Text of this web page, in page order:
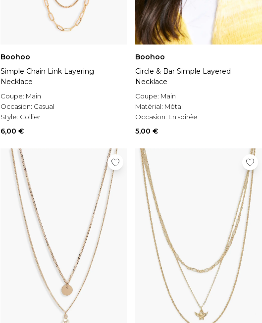
Boohoo
Simple Chain Link Layering
Necklace
Coupe: Main
Occasion: Casual
Style: Collier
6,00 €
Boohoo
Circle & Bar Simple Layered
Necklace
Coupe: Main
Matérial: Métal
Occasion: En soirée
5,00 €